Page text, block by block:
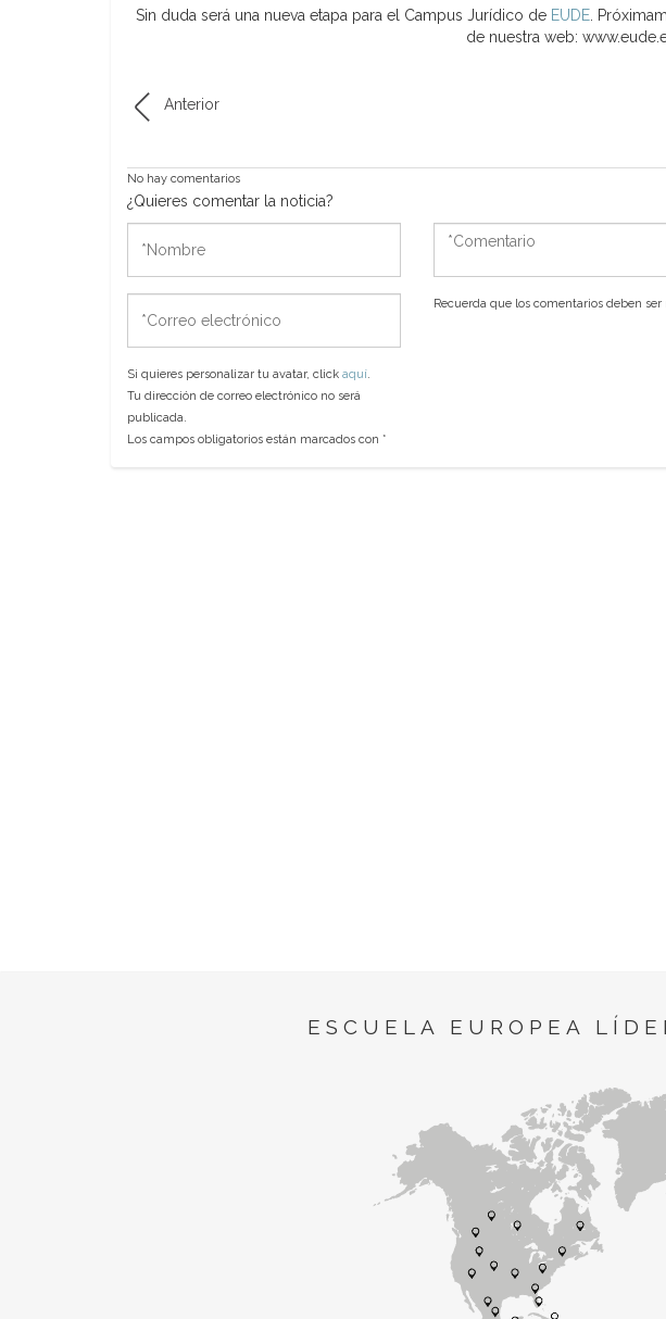
Sin duda será una nueva etapa para el Campus Jurídico de EUDE.
de nuestra web:
Anterior
No hay comentarios
¿Quieres comentar la noticia?
electrónico
Si quieres personalizar tu avatar, click aquí.
Tu dirección de correo electrónico no será
publicada.
Los campos obligatorios están marcados con *
*Comentario
Recuerda que los comentarios deben
ESCUELA EUROPEA